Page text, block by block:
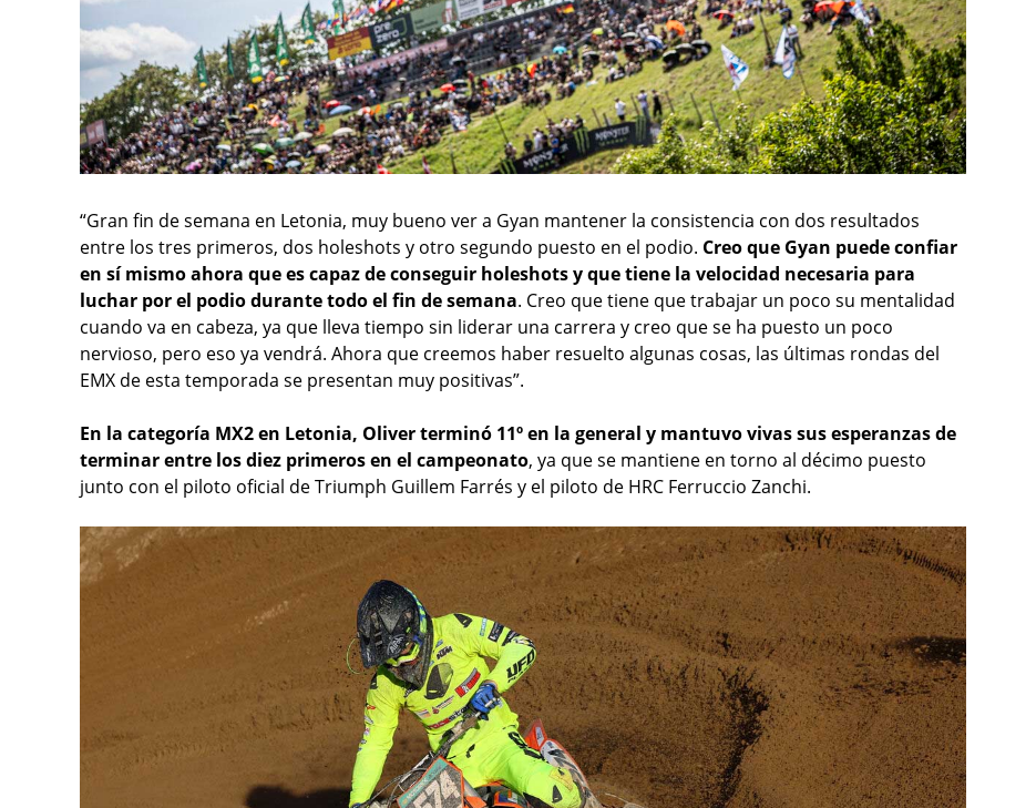
“Gran fin de semana en Letonia, muy bueno ver a Gyan mantener la consistencia con dos resultados
entre los tres primeros, dos holeshots y otro segundo puesto en el podio. Creo que Gyan puede confiar
en sí mismo ahora que es capaz de conseguir holeshots y que tiene la velocidad necesaria para
luchar por el podio durante todo el fin de semana. Creo que tiene que trabajar un poco su mentalidad
cuando va en cabeza, ya que lleva tiempo sin liderar una carrera y creo que se ha puesto un poco
nervioso, pero eso ya vendrá. Ahora que creemos haber resuelto algunas cosas, las últimas rondas del
EMX de esta temporada se presentan muy positivas”.
En la categoría MX2 en Letonia, Oliver terminó 11º en la general y mantuvo vivas sus esperanzas de
terminar entre los diez primeros en el campeonato, ya que se mantiene en torno al décimo puesto
junto con el piloto oficial de Triumph Guillem Farrés y el piloto de HRC Ferruccio Zanchi.